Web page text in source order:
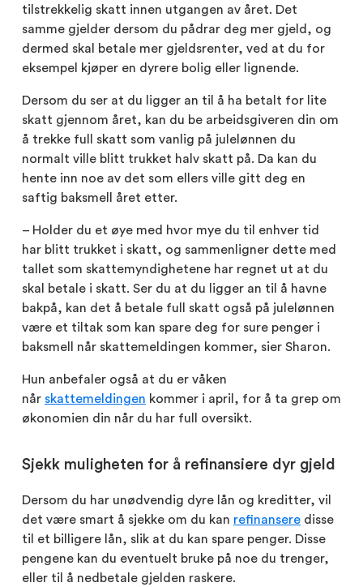
tilstrekkelig skatt innen utgangen av året. Det
samme gjelder dersom du pådrar deg mer gjeld, og
dermed skal betale mer gjeldsrenter, ved at du for
eksempel kjøper en dyrere bolig eller lignende.
Dersom du ser at du ligger an til å ha betalt for lite
skatt gjennom året, kan du be arbeidsgiveren din om
å trekke full skatt som vanlig på julelønnen du
normalt ville blitt trukket halv skatt på. Da kan du
hente inn noe av det som ellers ville gitt deg en
saftig baksmell året etter.
– Holder du et øye med hvor mye du til enhver tid
har blitt trukket i skatt, og sammenligner dette med
tallet som skattemyndighetene har regnet ut at du
skal betale i skatt. Ser du at du ligger an til å havne
bakpå, kan det å betale full skatt også på julelønnen
være et tiltak som kan spare deg for sure penger i
baksmell når skattemeldingen kommer, sier Sharon.
Hun anbefaler også at du er våken
når skattemeldingen kommer i april, for å ta grep om
økonomien din når du har full oversikt.
Sjekk muligheten for å refinansiere dyr gjeld
Dersom du har unødvendig dyre lån og kreditter, vil
det være smart å sjekke om du kan refinansere disse
til et billigere lån, slik at du kan spare penger. Disse
pengene kan du eventuelt bruke på noe du trenger,
eller til å nedbetale gjelden raskere.